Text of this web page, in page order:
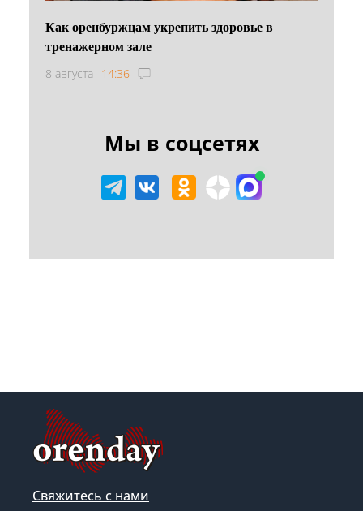
Как оренбуржцам укрепить здоровье в
тренажерном зале
8 августа 14:36
Мы в соцсетях
Свяжитесь с нами